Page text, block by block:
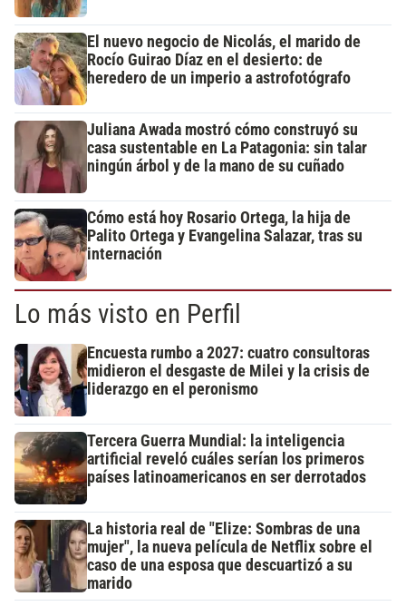
El nuevo negocio de Nicolás, el marido de
Rocío Guirao Díaz en el desierto: de
heredero de un imperio a astrofotógrafo
Juliana Awada mostró cómo construyó su
casa sustentable en La Patagonia: sin talar
ningún árbol y de la mano de su cuñado
Cómo está hoy Rosario Ortega, la hija de
Palito Ortega y Evangelina Salazar, tras su
internación
Lo más visto en Perfil
Encuesta rumbo a 2027: cuatro consultoras
midieron el desgaste de Milei y la crisis de
liderazgo en el peronismo
Tercera Guerra Mundial: la inteligencia
artificial reveló cuáles serían los primeros
países latinoamericanos en ser derrotados
La historia real de "Elize: Sombras de una
mujer", la nueva película de Netflix sobre el
caso de una esposa que descuartizó a su
marido